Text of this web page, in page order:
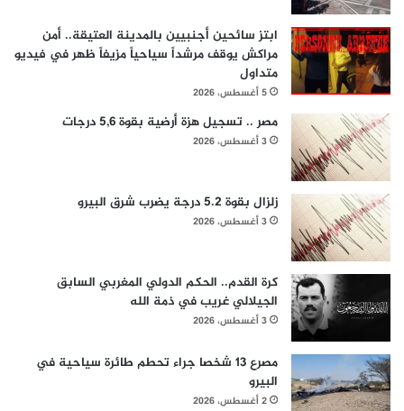
ابتز سائحين أجنبيين بالمدينة العتيقة.. أمن
مراكش يوقف مرشداً سياحياً مزيفاً ظهر في فيديو
متداول
5 أغسطس، 2026
مصر .. تسجيل هزة أرضية بقوة 5,6 درجات
3 أغسطس، 2026
زلزال بقوة 5.2 درجة يضرب شرق البيرو
3 أغسطس، 2026
كرة القدم.. الحكم الدولي المغربي السابق
الجيلالي غريب في ذمة الله
3 أغسطس، 2026
مصرع 13 شخصا جراء تحطم طائرة سياحية في
البيرو
2 أغسطس، 2026